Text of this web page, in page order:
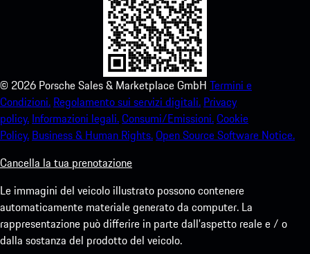
© 2026 Porsche Sales & Marketplace GmbH Termini e
Condizioni. Regolamento sui servizi digitali. Privacy
policy. Informazioni legali.Consumi/Emissioni.Cookie
Policy. Business & Human Rights.Open Source Software Notice.
Cancella la tua prenotazione
Le immagini del veicolo illustrato possono contenere
automaticamente materiale generato da computer. La
rappresentazione può differire in parte dall'aspetto reale e / o
dalla sostanza del prodotto del veicolo.